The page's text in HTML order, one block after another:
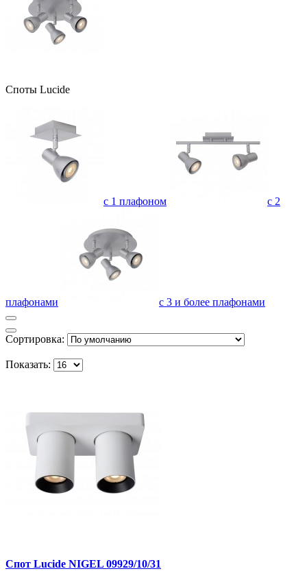
Споты Lucide
с 1 плафоном с 2
плафонами с 3 и более плафонами
Сортировка:
Показать:
Спот Lucide NIGEL 09929/10/31